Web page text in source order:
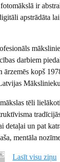
fotomākslā ir
apstrādāta
darbiem
kopš
tēli
detaļai un pat
mentāla
Lasīt visu ziņu